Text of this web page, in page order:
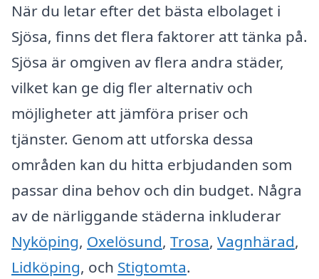
När du letar efter det bästa elbolaget i
Sjösa, finns det flera faktorer att tänka på.
Sjösa är omgiven av flera andra städer,
vilket kan ge dig fler alternativ och
möjligheter att jämföra priser och
tjänster. Genom att utforska dessa
områden kan du hitta erbjudanden som
passar dina behov och din budget. Några
av de närliggande städerna inkluderar
Nyköping, Oxelösund, Trosa, Vagnhärad,
Lidköping, och Stigtomta.